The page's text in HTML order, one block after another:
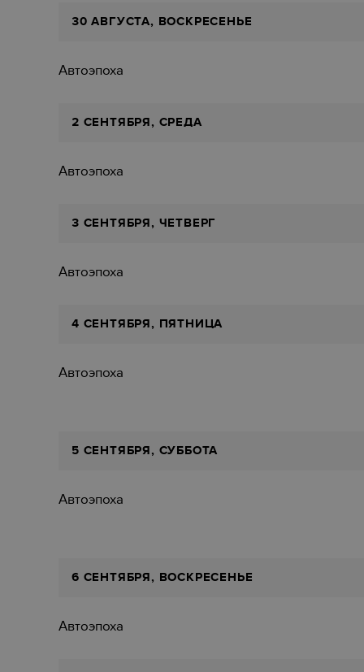
30 АВГУСТА, ВОСКРЕСЕНЬЕ
Автоэпоха
2 СЕНТЯБРЯ, СРЕДА
Автоэпоха
3 СЕНТЯБРЯ, ЧЕТВЕРГ
Автоэпоха
4 СЕНТЯБРЯ, ПЯТНИЦА
Автоэпоха
5 СЕНТЯБРЯ, СУББОТА
Автоэпоха
6 СЕНТЯБРЯ, ВОСКРЕСЕНЬЕ
Автоэпоха